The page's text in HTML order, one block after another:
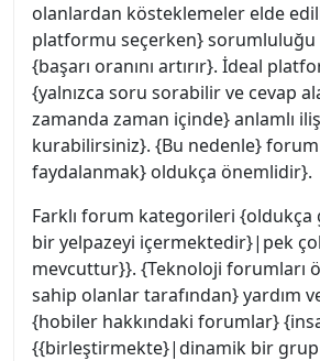
olanlardan kösteklemeler elde
platformu seçerken} sorumluluğu
{başarı oranını artırır}. İdeal
{yalnızca soru sorabilir ve cevap
zamanda zaman içinde} anlamlı
kurabilirsiniz}. {Bu nedenle}
faydalanmak} oldukça önemlidir}.
Farklı forum kategorileri {oldukça
bir yelpazeyi içermektedir}|pek
mevcuttur}}. {Teknoloji forumları
sahip olanlar tarafından} yardım
{hobiler hakkındaki forumlar}
{{birleştirmekte}|dinamik bir